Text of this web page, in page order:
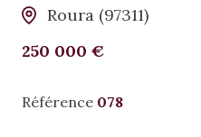
Roura (97311)
250 000 €
Référence 078